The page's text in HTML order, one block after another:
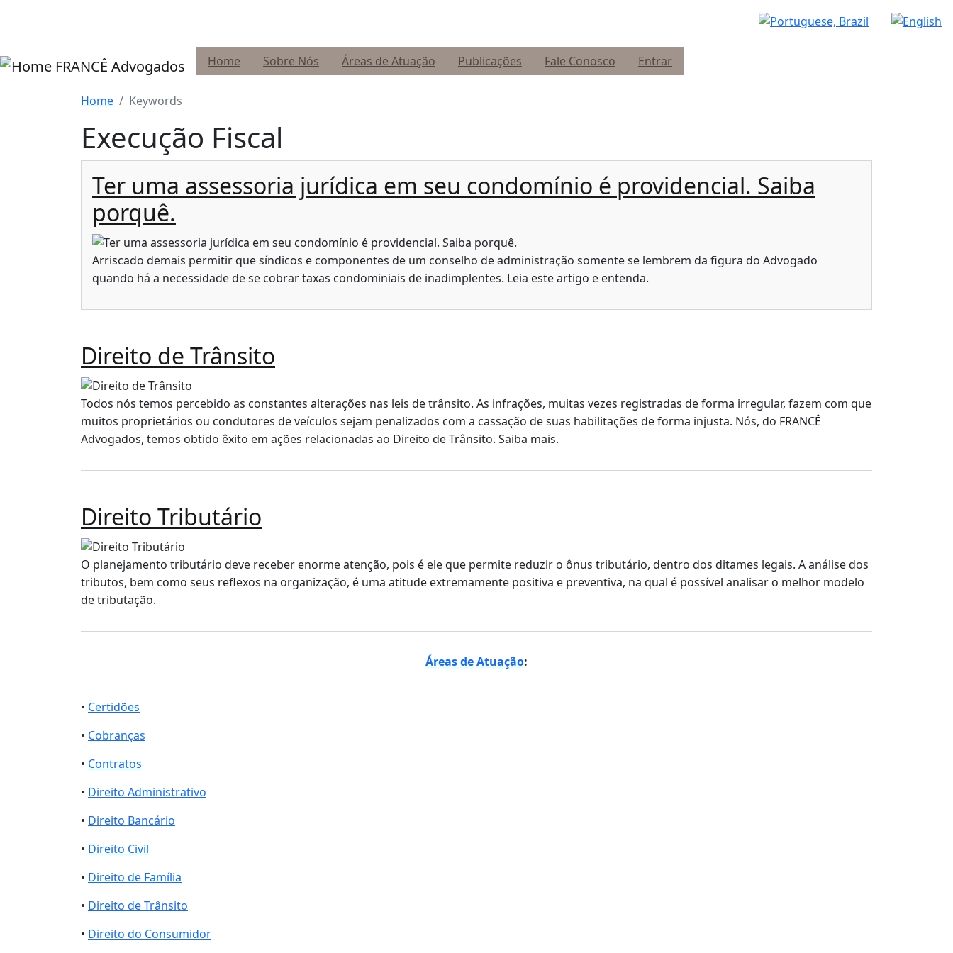
FRANCÊ Advogados Home Sobre Nós Áreas de Atuação Publicações Fale Conosco Entrar
Home Keywords
Execução Fiscal
Ter uma assessoria jurídica em seu condomínio é providencial. Saiba
porquê.
Arriscado demais permitir que síndicos e componentes de um conselho de administração somente se lembrem da figura do Advogado
quando há a necessidade de se cobrar taxas condominiais de inadimplentes. Leia este artigo e entenda.
Direito de Trânsito
Todos nós temos percebido as constantes alterações nas leis de trânsito. As infrações, muitas vezes registradas de forma irregular, fazem com que
muitos proprietários ou condutores de veículos sejam penalizados com a cassação de suas habilitações de forma injusta. Nós, do FRANCÊ
Advogados, temos obtido êxito em ações relacionadas ao Direito de Trânsito. Saiba mais.
Direito Tributário
O planejamento tributário deve receber enorme atenção, pois é ele que permite reduzir o ônus tributário, dentro dos ditames legais. A análise dos
tributos, bem como seus reflexos na organização, é uma atitude extremamente positiva e preventiva, na qual é possível analisar o melhor modelo
de tributação.
Áreas de Atuação:
• Certidões
• Cobranças
• Contratos
• Direito Administrativo
• Direito Bancário
• Direito Civil
• Direito de Família
• Direito de Trânsito
• Direito do Consumidor